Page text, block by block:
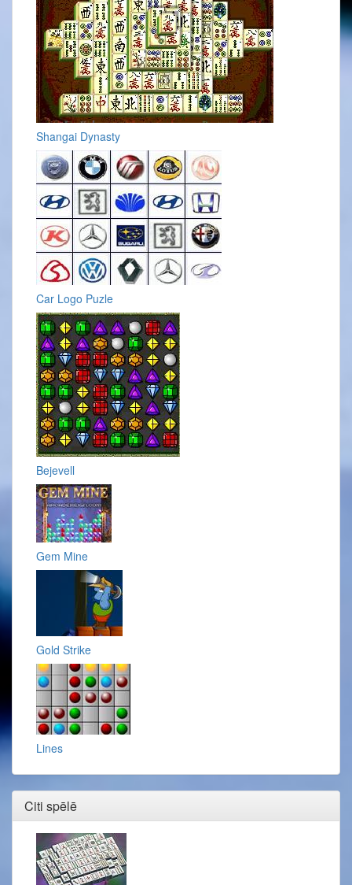
Shangai Dynasty
Car Logo Puzle
Bejevell
Gem Mine
Gold Strike
Lines
Citi spēlē